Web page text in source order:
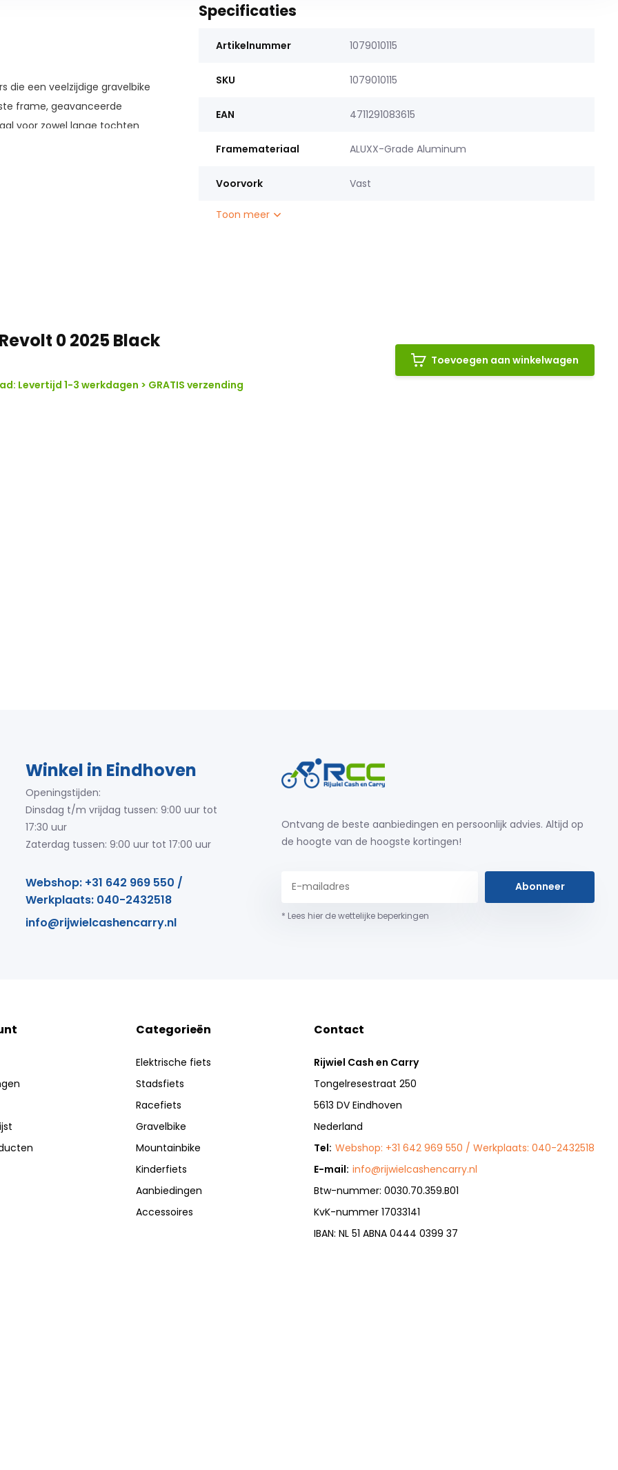
die een veelzijdige gravelbike
frame, geavanceerde
voor zowel lange tochten
geschikt voor verschillende
snelheid als stabiliteit.
Specificaties
Artikelnummer 1079010115
SKU 1079010115
EAN 4711291083615
Framemateriaal ALUXX-Grade Aluminum
Voorvork Vast
Toon meer
0 2025 Black
Levertijd 1-3 werkdagen > GRATIS verzending
Toevoegen aan winkelwagen
Winkel in Eindhoven
Openingstijden:
Dinsdag t/m vrijdag tussen: 9:00 uur tot
17:30 uur
Zaterdag tussen: 9:00 uur tot 17:00 uur
Webshop: +31 642 969 550 /
Werkplaats: 040-2432518
info@rijwielcashencarry.nl
Ontvang de beste aanbiedingen en persoonlijk advies. Altijd op
de hoogte van de hoogste kortingen!
Abonneer
* Lees hier de wettelijke beperkingen
Categorieën
Elektrische fiets
Stadsfiets
Racefiets
Gravelbike
Mountainbike
Kinderfiets
Aanbiedingen
Accessoires
Contact
Rijwiel Cash en Carry
Tongelresestraat 250
5613 DV Eindhoven
Nederland
Tel: Webshop: +31 642 969 550 / Werkplaats: 040-2432518
E-mail: info@rijwielcashencarry.nl
Btw-nummer: 0030.70.359.B01
KvK-nummer 17033141
IBAN: NL 51 ABNA 0444 0399 37